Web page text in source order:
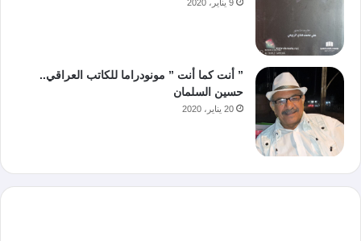
9 يناير، 2020
” أنت كما أنت ” مونودراما للكاتب العراقي..
حسين السلمان
20 يناير، 2020